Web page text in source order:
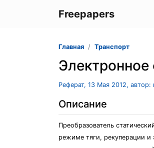
Freepapers
Главная Транспорт
Реферат, 13 Мая 2012,
Описание
Преобразователь
режиме тяги, рекуперации и